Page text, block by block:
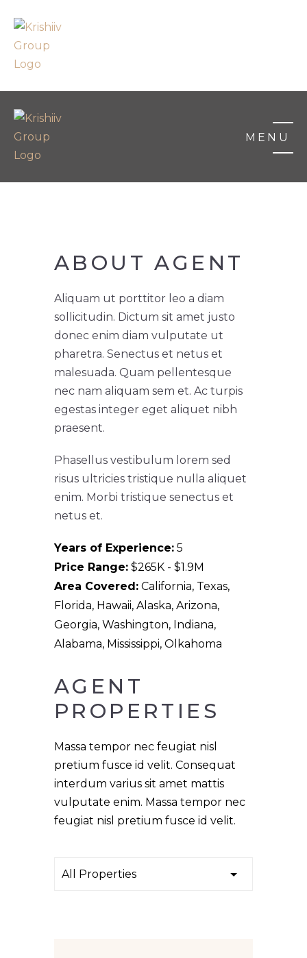
MENU
ABOUT AGENT
Aliquam ut porttitor leo a diam
sollicitudin. Dictum sit amet justo
donec enim diam vulputate ut
pharetra. Senectus et netus et
malesuada. Quam pellentesque
nec nam aliquam sem et. Ac turpis
egestas integer eget aliquet nibh
praesent.
Phasellus vestibulum lorem sed
risus ultricies tristique nulla aliquet
enim. Morbi tristique senectus et
netus et.
Years of Experience: 5
Price Range: $265K - $1.9M
Area Covered: California, Texas,
Florida, Hawaii, Alaska, Arizona,
Georgia, Washington, Indiana,
Alabama, Mississippi, Olkahoma
AGENT
PROPERTIES
Massa tempor nec feugiat nisl
pretium fusce id velit. Consequat
interdum varius sit amet mattis
vulputate enim. Massa tempor nec
feugiat nisl pretium fusce id velit.